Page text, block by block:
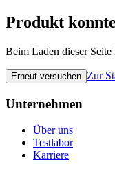
Produkt
Beim Laden dieser
Erneut versuchen Zur
Unternehmen
Über uns
Testlabor
Karriere